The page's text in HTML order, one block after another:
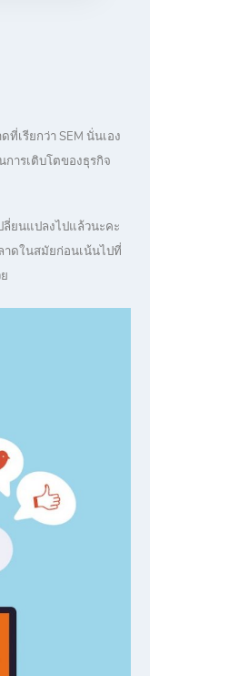
ที่เรียกว่า SEM นั่นเอง
การเติบโตของธุรกิจ
ยนแปลงไปแล้วนะคะ
าดในสมัยก่อนเน้นไปที่